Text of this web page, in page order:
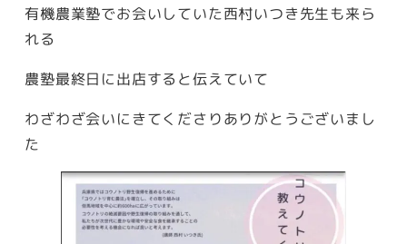
有機農業塾でお会いしていた西村いつき先生も来ら
れる
農塾最終日に出店すると伝えていて
わざわざ会いにきてくださりありがとうございまし
た